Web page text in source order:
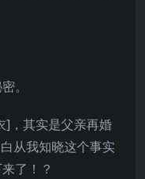
。
]，其实是父亲再婚
从我知晓这个事实
了！？